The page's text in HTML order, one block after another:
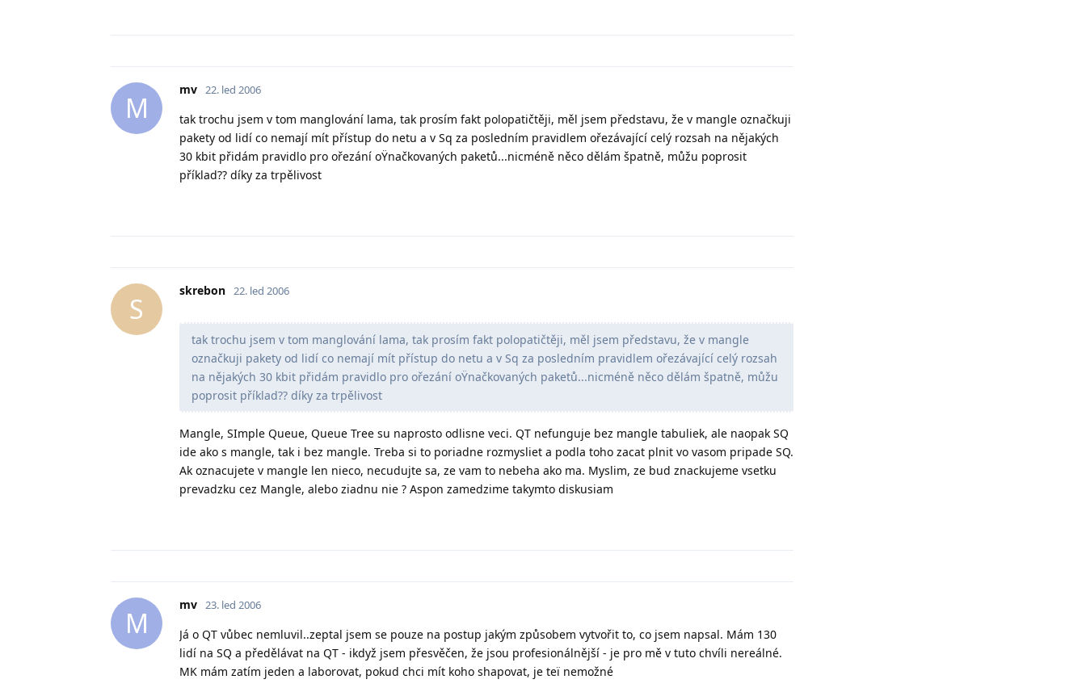
M
mv 22. led 2006
tak trochu jsem v tom manglování lama, tak prosím fakt polopatičtěji, měl jsem představu, že v mangle označkuji
pakety od lidí co nemají mít přístup do netu a v Sq za posledním pravidlem ořezávající celý rozsah na nějakých
30 kbit přidám pravidlo pro ořezání oŸnačkovaných paketů...nicméně něco dělám špatně, můžu poprosit
příklad?? díky za trpělivost
S
skrebon 22. led 2006
tak trochu jsem v tom manglování lama, tak prosím fakt polopatičtěji, měl jsem představu, že v mangle
označkuji pakety od lidí co nemají mít přístup do netu a v Sq za posledním pravidlem ořezávající celý rozsah
na nějakých 30 kbit přidám pravidlo pro ořezání oŸnačkovaných paketů...nicméně něco dělám špatně, můžu
poprosit příklad?? díky za trpělivost
Mangle, SImple Queue, Queue Tree su naprosto odlisne veci. QT nefunguje bez mangle tabuliek, ale naopak SQ
ide ako s mangle, tak i bez mangle. Treba si to poriadne rozmysliet a podla toho zacat plnit vo vasom pripade SQ.
Ak oznacujete v mangle len nieco, necudujte sa, ze vam to nebeha ako ma. Myslim, ze bud znackujeme vsetku
prevadzku cez Mangle, alebo ziadnu nie ? Aspon zamedzime takymto diskusiam
M
mv 23. led 2006
Já o QT vůbec nemluvil..zeptal jsem se pouze na postup jakým způsobem vytvořit to, co jsem napsal. Mám 130
lidí na SQ a předělávat na QT - ikdyž jsem přesvěčen, že jsou profesionálnější - je pro mě v tuto chvíli nereálné.
MK mám zatím jeden a laborovat, pokud chci mít koho shapovat, je teï nemožné